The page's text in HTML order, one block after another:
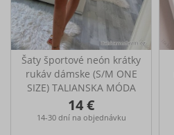
Šaty športové neón krátky
rukáv dámske (S/M ONE
SIZE) TALIANSKA MÓDA
IMM24M64297
Športové šaty s vreckami
14 €
14-30 dní na objednávku